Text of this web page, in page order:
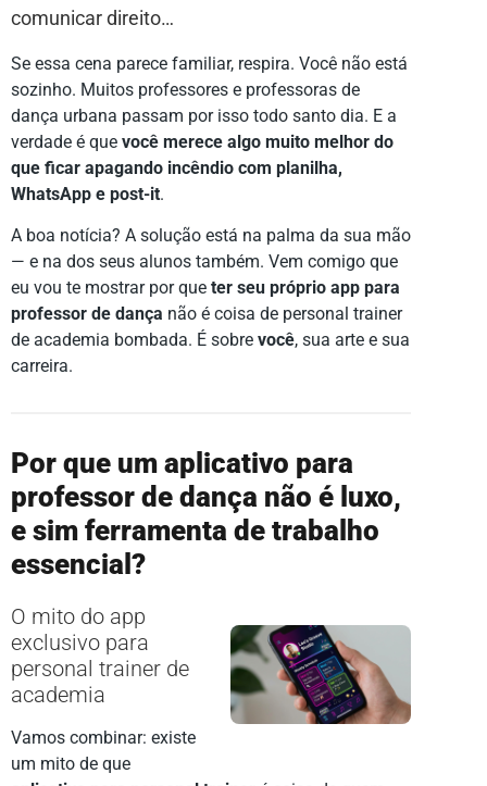
comunicar direito…
Se essa cena parece familiar, respira. Você não está
sozinho. Muitos professores e professoras de
dança urbana passam por isso todo santo dia. E a
verdade é que você merece algo muito melhor do
que ficar apagando incêndio com planilha,
WhatsApp e post-it.
A boa notícia? A solução está na palma da sua mão
— e na dos seus alunos também. Vem comigo que
eu vou te mostrar por que ter seu próprio app para
professor de dança não é coisa de personal trainer
de academia bombada. É sobre você, sua arte e sua
carreira.
Por que um aplicativo para
professor de dança não é luxo,
e sim ferramenta de trabalho
essencial?
O mito do app
exclusivo para
personal trainer de
academia
Vamos combinar: existe
um mito de que